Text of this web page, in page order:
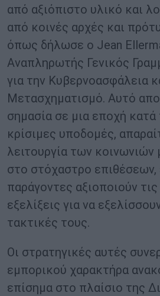
από αξιόπιστο υλικό και
από κοινές αρχές και
όπως δήλωσε ο Jean
Αναπληρωτής Γενικός
για την Κυβερνοασφάλεια
Μετασχηματισμό. Αυτό
σημασία σε μια εποχή κατά
κρίσιμες υποδομές,
λειτουργία των κοινωνιών
στο στόχαστρο
παράγοντες αξιοποιούν
εξελίξεις για να
τακτικές τους.
Οι στρατηγικές αυτές
εμπορικού χαρακτήρα
επίσημα στο πλαίσιο της